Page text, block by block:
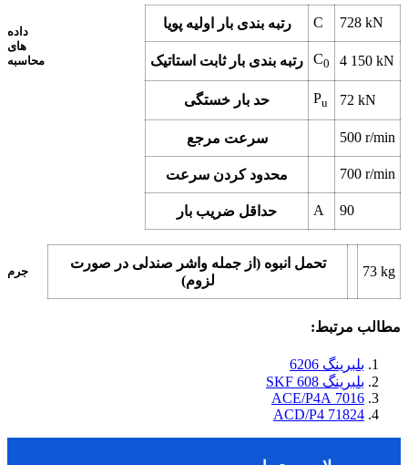
داده
های
محاسبه
رتبه بندی بار اولیه پویا C 728 kN
رتبه بندی بار ثابت استاتیک C0 4 150 kN
حد بار خستگی Pu 72 kN
سرعت مرجع 500 r/min
محدود کردن سرعت 700 r/min
حداقل ضریب بار A 90
جرم
تحمل انبوه (از جمله واشر صندلی در صورت
لزوم)
73 kg
مطالب مرتبط:
بلبرینگ 6206
بلبرینگ 608 SKF
7016 ACE/P4A
71824 ACD/P4